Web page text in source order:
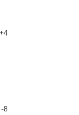
+4
-8